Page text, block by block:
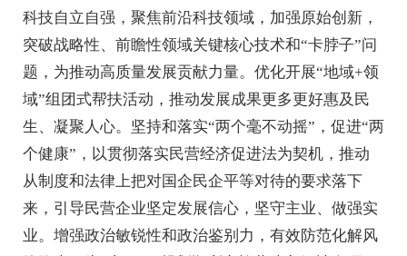
科技自立自强，聚焦前沿科技领域，加强原始创新，
突破战略性、前瞻性领域关键核心技术和“卡脖子”问
题，为推动高质量发展贡献力量。优化开展“地域+领
域”组团式帮扶活动，推动发展成果更多更好惠及民
生、凝聚人心。坚持和落实“两个毫不动摇”，促进“两
个健康”，以贯彻落实民营经济促进法为契机，推动
从制度和法律上把对国企民企平等对待的要求落下
来，引导民营企业坚定发展信心，坚守主业、做强实
业。增强政治敏锐性和政治鉴别力，有效防范化解风